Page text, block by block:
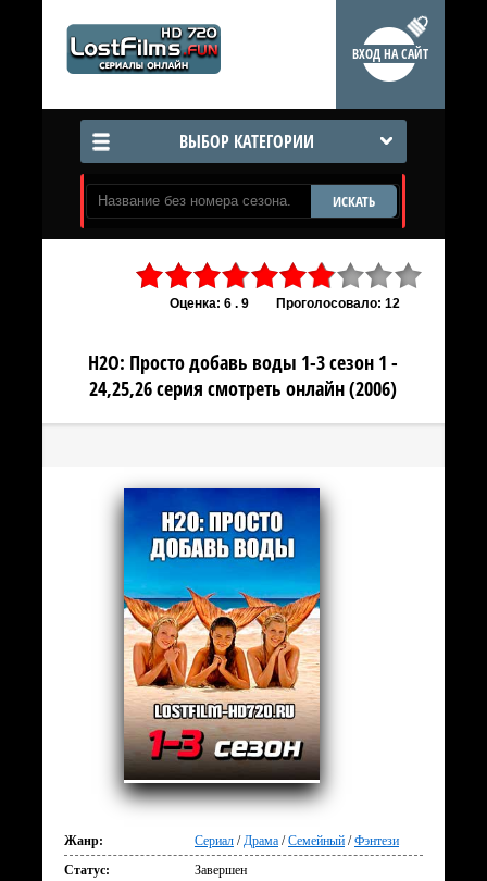
ВХОД НА САЙТ
ВЫБОР КАТЕГОРИИ
ИСКАТЬ
Оценка: 6 . 9 Проголосовало: 12
H2O: Просто добавь воды 1-3 сезон 1 -
24,25,26 серия смотреть онлайн (2006)
Жанр: Сериал /Драма /Семейный /Фэнтези
Статус:
Завершен